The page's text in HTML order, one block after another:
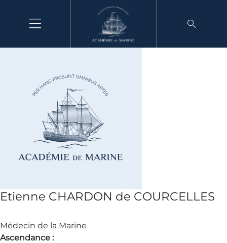
Etienne CHARDON de COURCELLES
Médecin de la Marine
Ascendance :